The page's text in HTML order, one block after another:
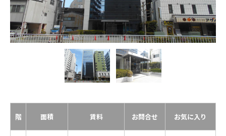
階 面積 賃料 お問合せ お気に入り